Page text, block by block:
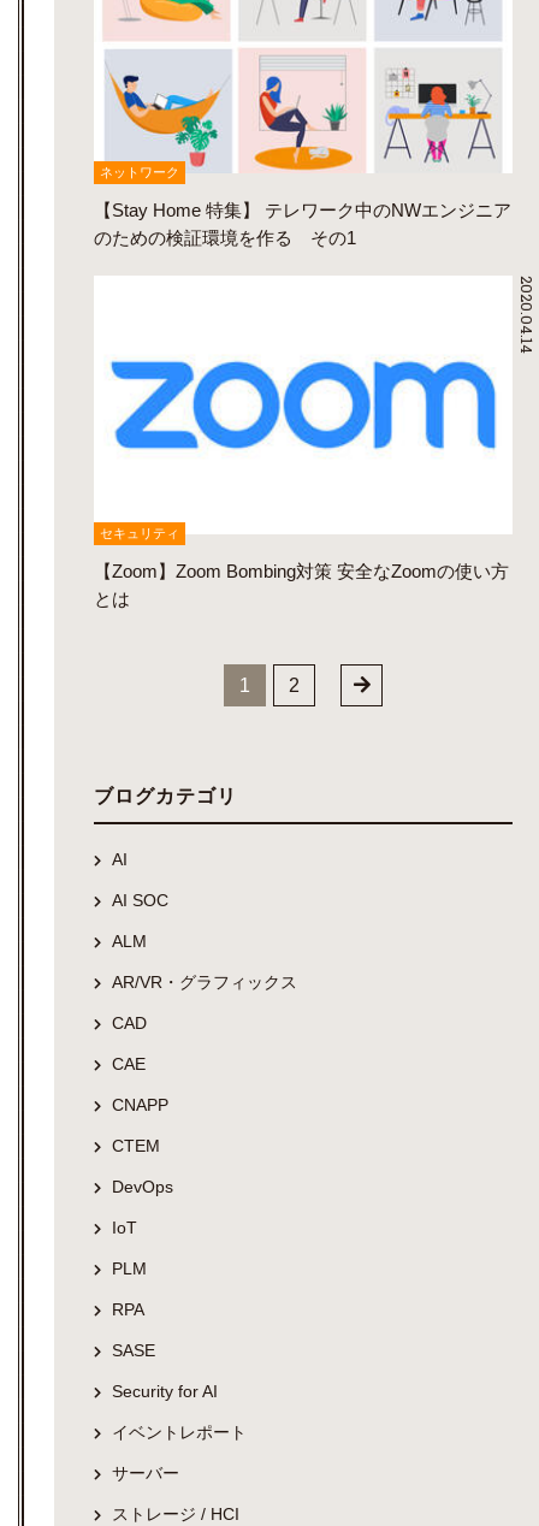
ネットワーク
【Stay Home 特集】 テレワーク中のNWエンジニア
のための検証環境を作る その1
2020.04.14
セキュリティ
【Zoom】Zoom Bombing対策 安全なZoomの使い方
とは
1 2
ブログカテゴリ
AI
AI SOC
ALM
AR/VR・グラフィックス
CAD
CAE
CNAPP
CTEM
DevOps
IoT
PLM
RPA
SASE
Security for AI
イベントレポート
サーバー
ストレージ / HCI